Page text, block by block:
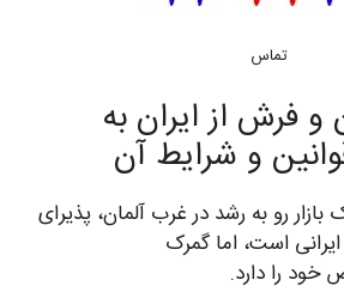
تماس
و فرش از ایران به
و شرایط آن
بازار رو به رشد در غرب آلمان، پذیرای
است، اما گمرک
را دارد.